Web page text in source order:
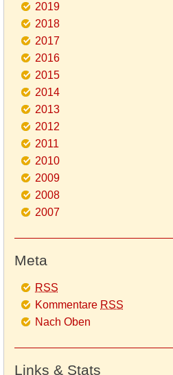
2019
2018
2017
2016
2015
2014
2013
2012
2011
2010
2009
2008
2007
Meta
RSS
Kommentare RSS
Nach Oben
Links & Stats